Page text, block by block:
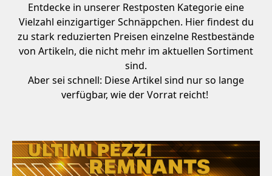
Entdecke in unserer Restposten Kategorie eine
Vielzahl einzigartiger Schnäppchen. Hier findest du
zu stark reduzierten Preisen einzelne Restbestände
von Artikeln, die nicht mehr im aktuellen Sortiment
sind.
Aber sei schnell: Diese Artikel sind nur so lange
verfügbar, wie der Vorrat reicht!